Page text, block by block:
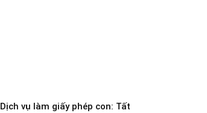
Dịch vụ làm giấy phép con: Tất